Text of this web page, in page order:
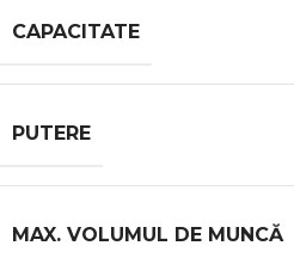
CAPACITATE
PUTERE
MAX. VOLUMUL DE MUNCĂ